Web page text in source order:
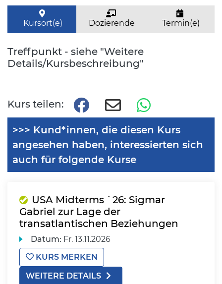
Kursort(e) Dozierende Termin(e)
Treffpunkt - siehe "Weitere
Details/Kursbeschreibung"
Kurs teilen:
>>> Kund*innen, die diesen Kurs
angesehen haben, interessierten sich
auch für folgende Kurse
USA Midterms `26: Sigmar
Gabriel zur Lage der
transatlantischen Beziehungen
Datum: Fr. 13.11.2026
KURS MERKEN
WEITERE DETAILS